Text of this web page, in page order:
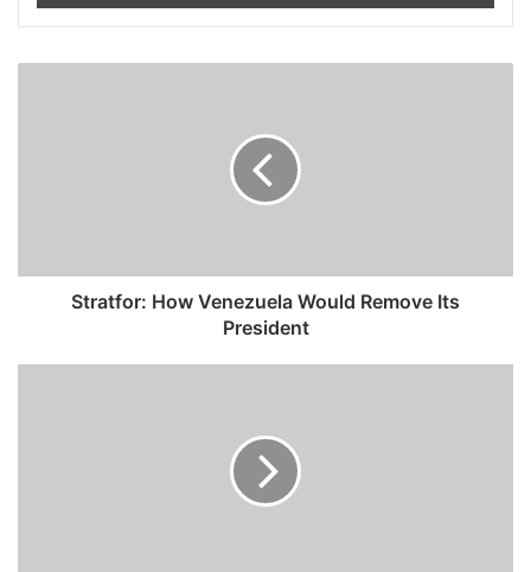
Stratfor: How Venezuela Would Remove Its
President